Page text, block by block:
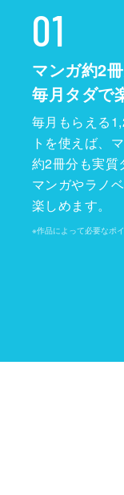
01
マンガ約2
毎月タダで
毎月もらえる
トを使えば、
約2冊分も実質
マンガやラノ
楽しめます。
※作品によって必要なポ